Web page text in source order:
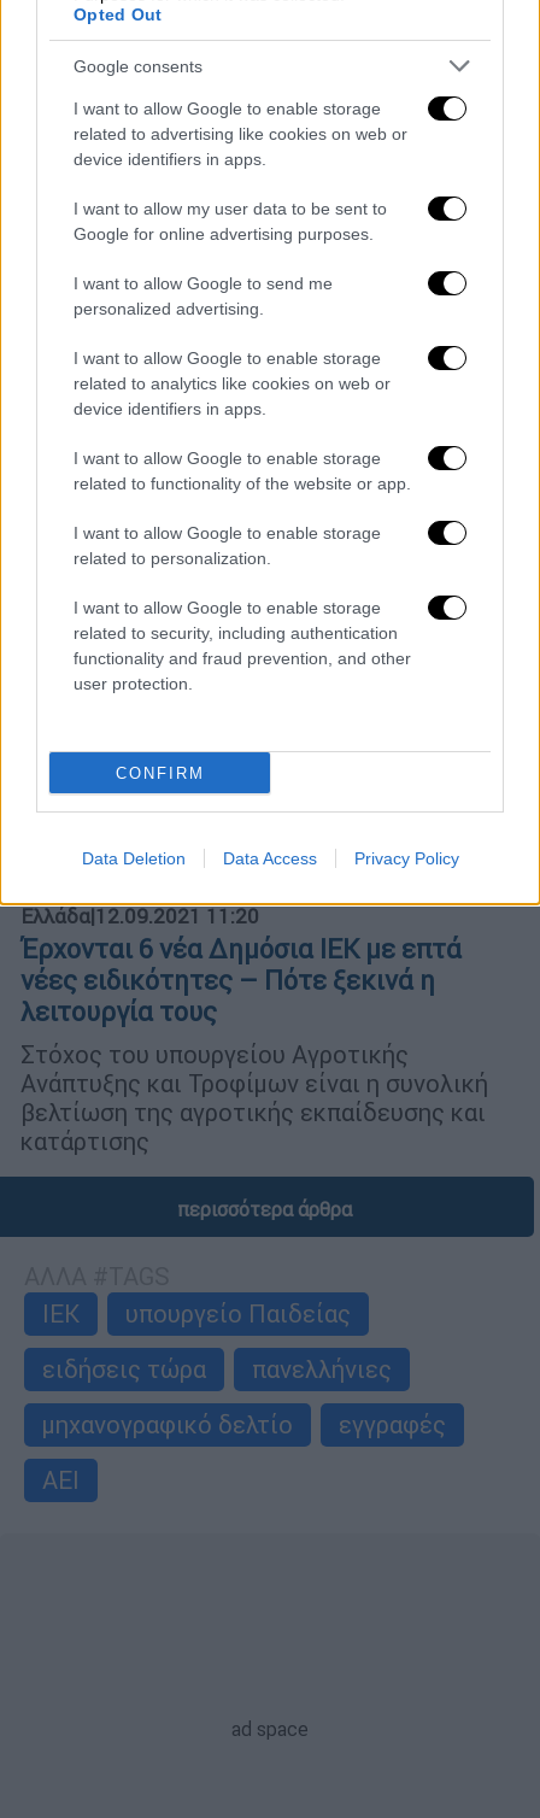
Opted Out
Google consents
I want to allow Google to enable storage
related to advertising like cookies on web or
device identifiers in apps.
I want to allow my user data to be sent to
Google for online advertising purposes.
I want to allow Google to send me
personalized advertising.
I want to allow Google to enable storage
related to analytics like cookies on web or
device identifiers in apps.
I want to allow Google to enable storage
related to functionality of the website or app.
I want to allow Google to enable storage
related to personalization.
I want to allow Google to enable storage
related to security, including authentication
functionality and fraud prevention, and other
user protection.
CONFIRM
Data Deletion Data Access Privacy Policy
14.08.2022 17:56
Αλλαγές στη λειτουργία των δημόσιων
ΙΕΚ - Νέοι κανόνες για υποχρεώσεις,
παραπτώματα και στρατιωτική θητεία
Νέους αυστηρούς κανόνες λειτουργίας των
δημόσιων ΙΕΚ (Ινστιτούτα Επαγγελματικής
Κατάρτισης) θέσπισε το υπουργείο
Παιδείας
Ελλάδα|12.09.2021 11:20
Έρχονται 6 νέα Δημόσια ΙΕΚ με επτά
νέες ειδικότητες – Πότε ξεκινά η
λειτουργία τους
Στόχος του υπουργείου Αγροτικής
Ανάπτυξης και Τροφίμων είναι η συνολική
βελτίωση της αγροτικής εκπαίδευσης και
κατάρτισης
περισσότερα άρθρα
ΙΕΚ
υπουργείο Παιδείας
ειδήσεις τώρα
πανελλήνιες
μηχανογραφικό δελτίο
εγγραφές
ΑΕΙ